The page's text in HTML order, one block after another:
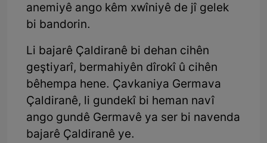
anemiyê ango kêm xwîniyê de jî gelek
bi bandorin.
Li bajarê Çaldiranê bi dehan cihên
geştiyarî, bermahiyên dîrokî û cihên
bêhempa hene. Çavkaniya Germava
Çaldiranê, li gundekî bi heman navî
ango gundê Germavê ya ser bi navenda
bajarê Çaldiranê ye.